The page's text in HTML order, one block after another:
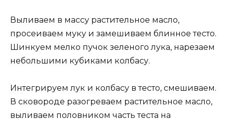
Выливаем в массу растительное масло,
просеиваем муку и замешиваем блинное тесто.
Шинкуем мелко пучок зеленого лука, нарезаем
небольшими кубиками колбасу.
Интегрируем лук и колбасу в тесто, смешиваем.
В сковороде разогреваем растительное масло,
выливаем половником часть теста на